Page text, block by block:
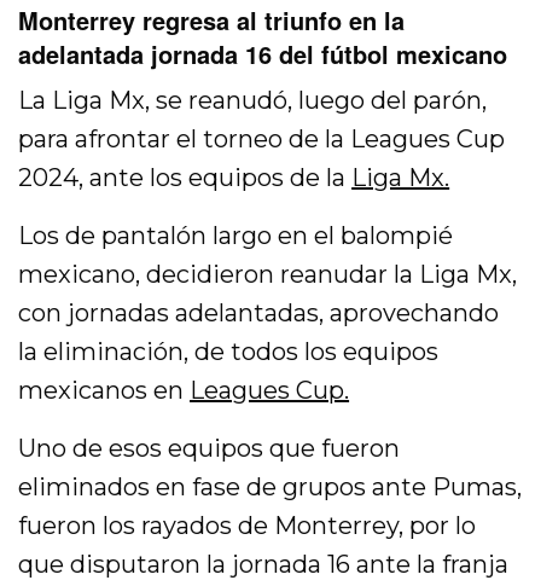
Monterrey regresa al triunfo en la
adelantada jornada 16 del fútbol mexicano
La Liga Mx, se reanudó, luego del parón,
para afrontar el torneo de la Leagues Cup
2024, ante los equipos de la Liga Mx.
Los de pantalón largo en el balompié
mexicano, decidieron reanudar la Liga Mx,
con jornadas adelantadas, aprovechando
la eliminación, de todos los equipos
mexicanos en Leagues Cup.
Uno de esos equipos que fueron
eliminados en fase de grupos ante Pumas,
fueron los rayados de Monterrey, por lo
que disputaron la jornada 16 ante la franja